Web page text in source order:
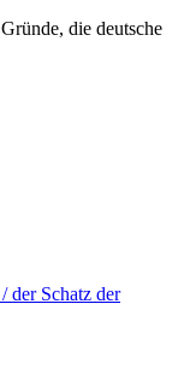
die deutsche
der Schatz der